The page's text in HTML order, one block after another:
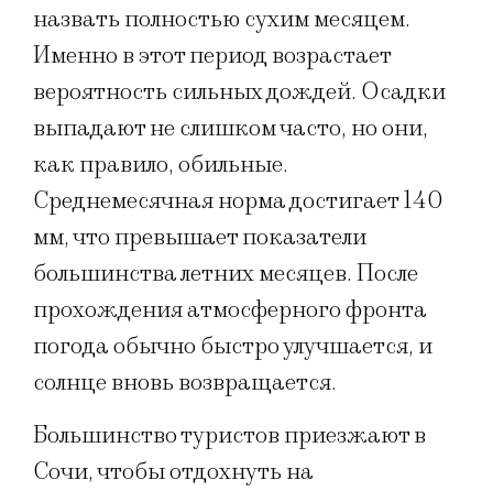
назвать полностью сухим месяцем.
Именно в этот период возрастает
вероятность сильных дождей. Осадки
выпадают не слишком часто, но они,
как правило, обильные.
Среднемесячная норма достигает 140
мм, что превышает показатели
большинства летних месяцев. После
прохождения атмосферного фронта
погода обычно быстро улучшается, и
солнце вновь возвращается.
Большинство туристов приезжают в
Сочи, чтобы отдохнуть на